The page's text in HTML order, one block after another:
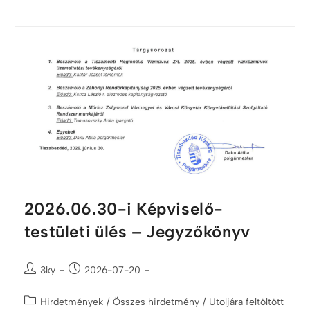
2026.06.30-i Képviselő-
testületi ülés – Jegyzőkönyv
3ky 2026-07-20
Hirdetmények / Összes hirdetmény / Utoljára feltöltött